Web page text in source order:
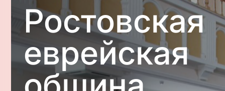
Ростовская
еврейская